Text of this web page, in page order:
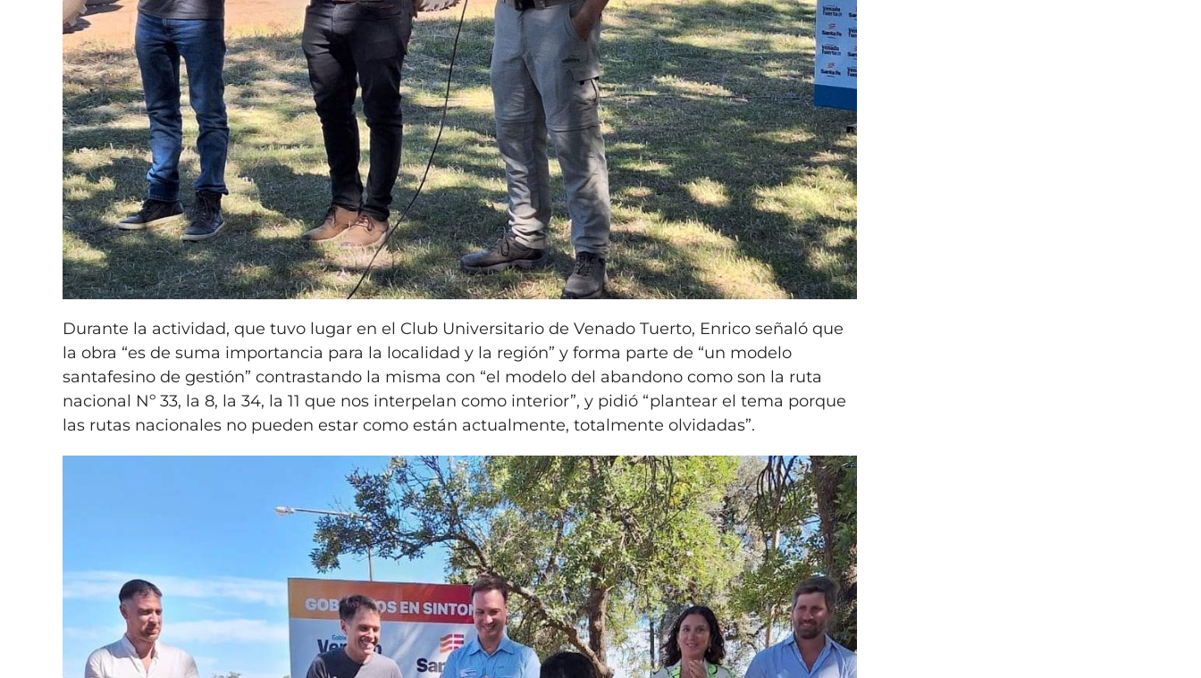
Durante la actividad, que tuvo lugar en el Club Universitario de Venado Tuerto, Enrico señaló que
la obra “es de suma importancia para la localidad y la región” y forma parte de “un modelo
santafesino de gestión” contrastando la misma con “el modelo del abandono como son la ruta
nacional Nº 33, la 8, la 34, la 11 que nos interpelan como interior”, y pidió “plantear el tema porque
las rutas nacionales no pueden estar como están actualmente, totalmente olvidadas”.